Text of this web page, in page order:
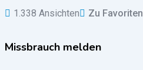
1.338 Ansichten Zu Favoriten
Missbrauch melden